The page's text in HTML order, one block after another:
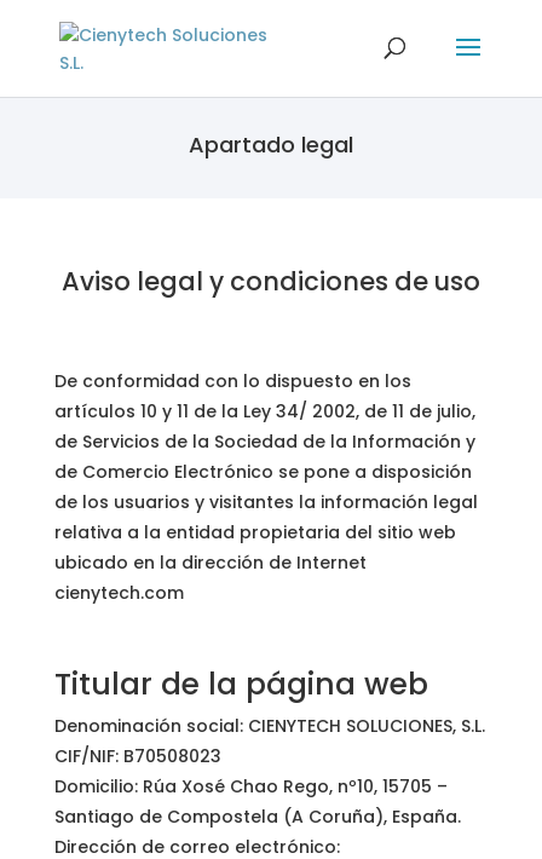
Apartado legal
Aviso legal y condiciones de uso
De conformidad con lo dispuesto en los
artículos 10 y 11 de la Ley 34/ 2002, de 11 de julio,
de Servicios de la Sociedad de la Información y
de Comercio Electrónico se pone a disposición
de los usuarios y visitantes la información legal
relativa a la entidad propietaria del sitio web
ubicado en la dirección de Internet
cienytech.com
Titular de la página web
Denominación social: CIENYTECH SOLUCIONES, S.L.
CIF/NIF: B70508023
Domicilio: Rúa Xosé Chao Rego, nº10, 15705 –
Santiago de Compostela (A Coruña), España.
Dirección de correo electrónico: